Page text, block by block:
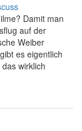
Damit man
auf der
Weiber
es eigentlich
wirklich